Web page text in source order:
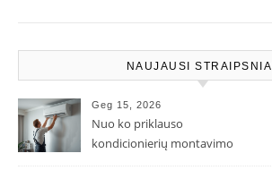
NAUJAUSI STRAIPSNIAI
Geg 15, 2026
Nuo ko priklauso
kondicionierių montavimo